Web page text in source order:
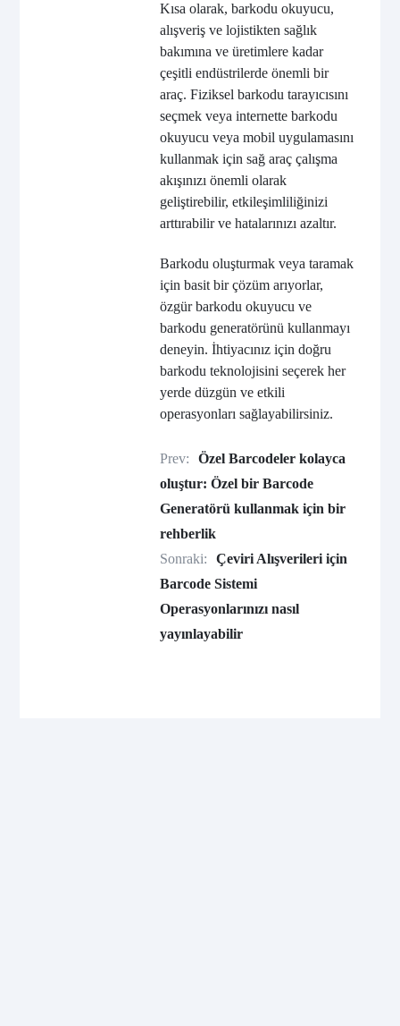
Kısa olarak, barkodu okuyucu,
alışveriş ve lojistikten sağlık
bakımına ve üretimlere kadar
çeşitli endüstrilerde önemli bir
araç. Fiziksel barkodu tarayıcısını
seçmek veya internette barkodu
okuyucu veya mobil uygulamasını
kullanmak için sağ araç çalışma
akışınızı önemli olarak
geliştirebilir, etkileşimliliğinizi
arttırabilir ve hatalarınızı azaltır.
Barkodu oluşturmak veya taramak
için basit bir çözüm arıyorlar,
özgür barkodu okuyucu ve
barkodu generatörünü kullanmayı
deneyin. İhtiyacınız için doğru
barkodu teknolojisini seçerek her
yerde düzgün ve etkili
operasyonları sağlayabilirsiniz.
Prev:
Özel Barcodeler kolayca
oluştur: Özel bir Barcode
Generatörü kullanmak için bir
rehberlik
Sonraki:
Çeviri Alışverileri için
Barcode Sistemi
Operasyonlarınızı nasıl
yayınlayabilir